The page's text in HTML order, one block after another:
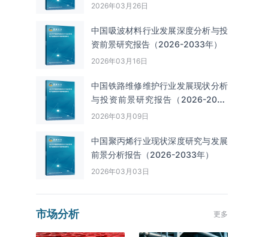
2026年03月26日
中国吸波材料行业发展深度分析与投
资前景研究报告（2026-2033年）
2026年03月16日
中国铁路维修维护行业发展现状分析
与投资前景研究报告（2026-2033
年）
2026年03月09日
中国聚丙烯行业现状深度研究与发展
前景分析报告（2026-2033年）
2026年03月03日
市场分析 更多